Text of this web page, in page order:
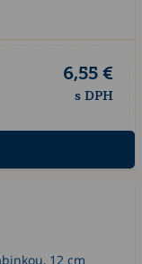
6,55 €
s DPH